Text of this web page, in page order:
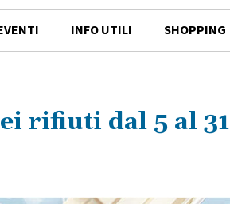
INFO UTILI SHOPPING
rifiuti dal 5 al 31